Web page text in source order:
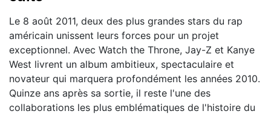
Le 8 août 2011, deux des plus grandes stars du rap
américain unissent leurs forces pour un projet
exceptionnel. Avec Watch the Throne, Jay-Z et Kanye
West livrent un album ambitieux, spectaculaire et
novateur qui marquera profondément les années 2010.
Quinze ans après sa sortie, il reste l'une des
collaborations les plus emblématiques de l'histoire du